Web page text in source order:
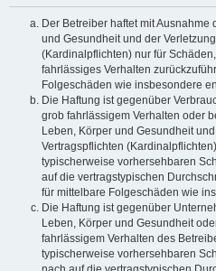
Der Betreiber haftet mit
und Gesundheit und der
(Kardinalpflichten) nur für
fahrlässiges Verhalten
Folgeschäden wie insbesondere
Die Haftung ist gegenüber
grob fahrlässigem Verhalten oder
Leben, Körper und Gesundheit
Vertragspflichten
typischerweise vorhersehbaren
auf die vertragstypischen
für mittelbare Folgeschäden wie
Die Haftung ist gegenüber
Leben, Körper und Gesundheit
fahrlässigem Verhalten des
typischerweise vorhersehbaren